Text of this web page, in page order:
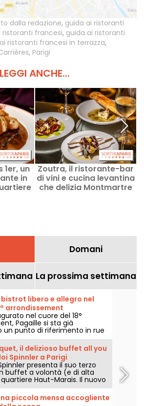
dalla redazione, guida ai ristoranti
ristoranti francesi, guida ai ristoranti
ristoranti francesi in terrazza,
, Parigi
LEGGI ANCHE...
1er, un
in
Zoutra, il ristorante-bar
di vini e cucina levantina
che delizia Montmartre
Domani
La prossima settimana
bistrot libero e allegro nel
arrondissement
nel cuore del 18°
Pagaille si sta già
un punto di riferimento in rue
suoi piatti bistronomici allegri e
il delizioso buffet all you
Spinnler a Parigi
presenta il suo terzo
buffet a volontà (e di alta
Haut-Marais. Il nuovo
Envie le Banquet,
prezzi interessanti e
per tutti i gusti!
piccola mensa accogliente